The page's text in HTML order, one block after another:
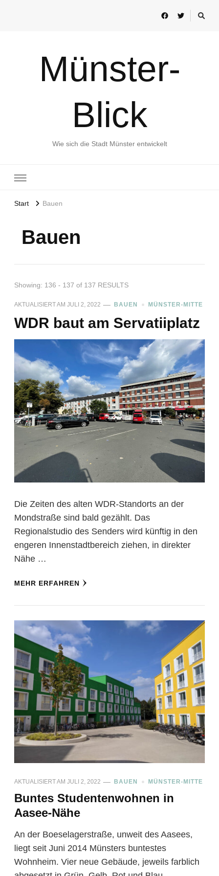
Münster-
Blick
Wie sich die Stadt Münster entwickelt
Start Bauen
Bauen
Showing: 136 - 137 of 137 RESULTS
AKTUALISIERT AM JULI 2, 2022 BAUEN MÜNSTER-MITTE
WDR baut am Servatiiplatz
Die Zeiten des alten WDR-Standorts an der
Mondstraße sind bald gezählt. Das
Regionalstudio des Senders wird künftig in den
engeren Innenstadtbereich ziehen, in direkter
Nähe …
MEHR ERFAHREN
AKTUALISIERT AM JULI 2, 2022 BAUEN MÜNSTER-MITTE
Buntes Studentenwohnen in
Aasee-Nähe
An der Boeselagerstraße, unweit des Aasees,
liegt seit Juni 2014 Münsters buntestes
Wohnheim. Vier neue Gebäude, jeweils farblich